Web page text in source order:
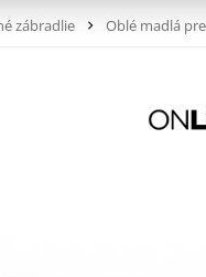
zábradlie Oblé madlá